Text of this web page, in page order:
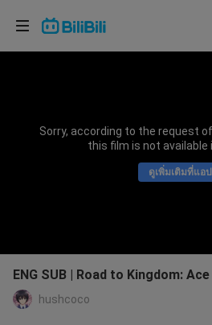
Sorry, according to the request
this film is not available
ดูเพิ่มเติมที่แอป
ENG SUB | Road to Kingdom:
hushcoco
เลือกภาษา